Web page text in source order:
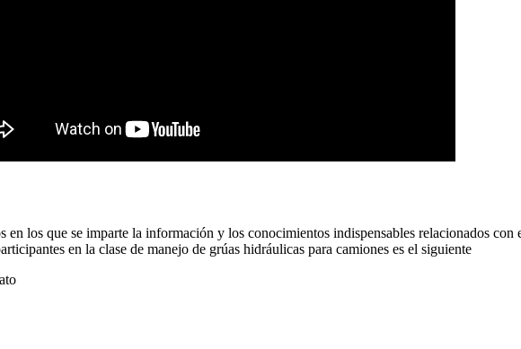
los que se imparte la información y los conocimientos indispensables relacionados
en la clase de manejo de grúas hidráulicas para camiones es el siguiente